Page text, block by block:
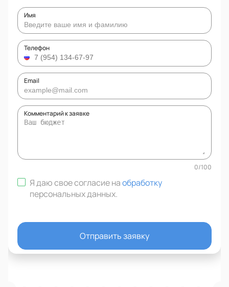
Имя
Телефон
Email
Комментарий к заявке
0/100
Я даю свое согласие наобработку
персональных данных.
Отправить заявку